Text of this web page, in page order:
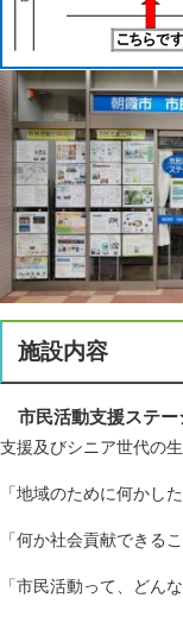
施設内容
市民活動支援ステー
支援及びシニア世代の
「地域のために何かした
「何か社会貢献できる
「市民活動って、どん